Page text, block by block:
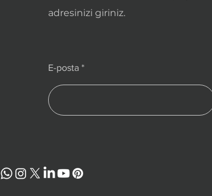
E-posta
adresinizi giriniz.